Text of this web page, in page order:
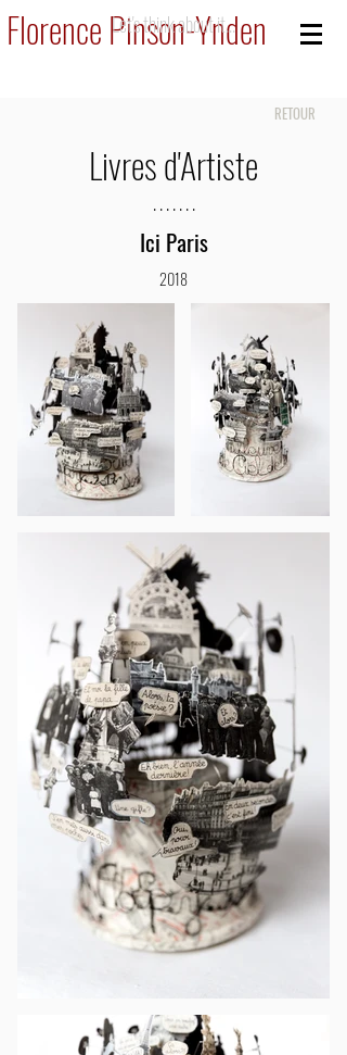
Florence Pinson-Ynden
Let's think about it...
Livres d'Artiste
RETOUR
. . . . . . .
Ici Paris
2018